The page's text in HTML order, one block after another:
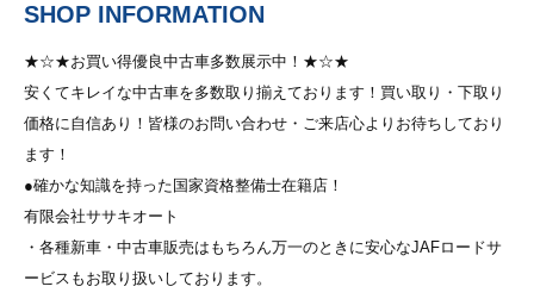
SHOP INFORMATION
★☆★お買い得優良中古車多数展示中！★☆★
安くてキレイな中古車を多数取り揃えております！買い取り・下取り
価格に自信あり！皆様のお問い合わせ・ご来店心よりお待ちしており
ます！
●確かな知識を持った国家資格整備士在籍店！
有限会社ササキオート
・各種新車・中古車販売はもちろん万一のときに安心なJAFロードサ
ービスもお取り扱いしております。
アンケート
自動車 相談室